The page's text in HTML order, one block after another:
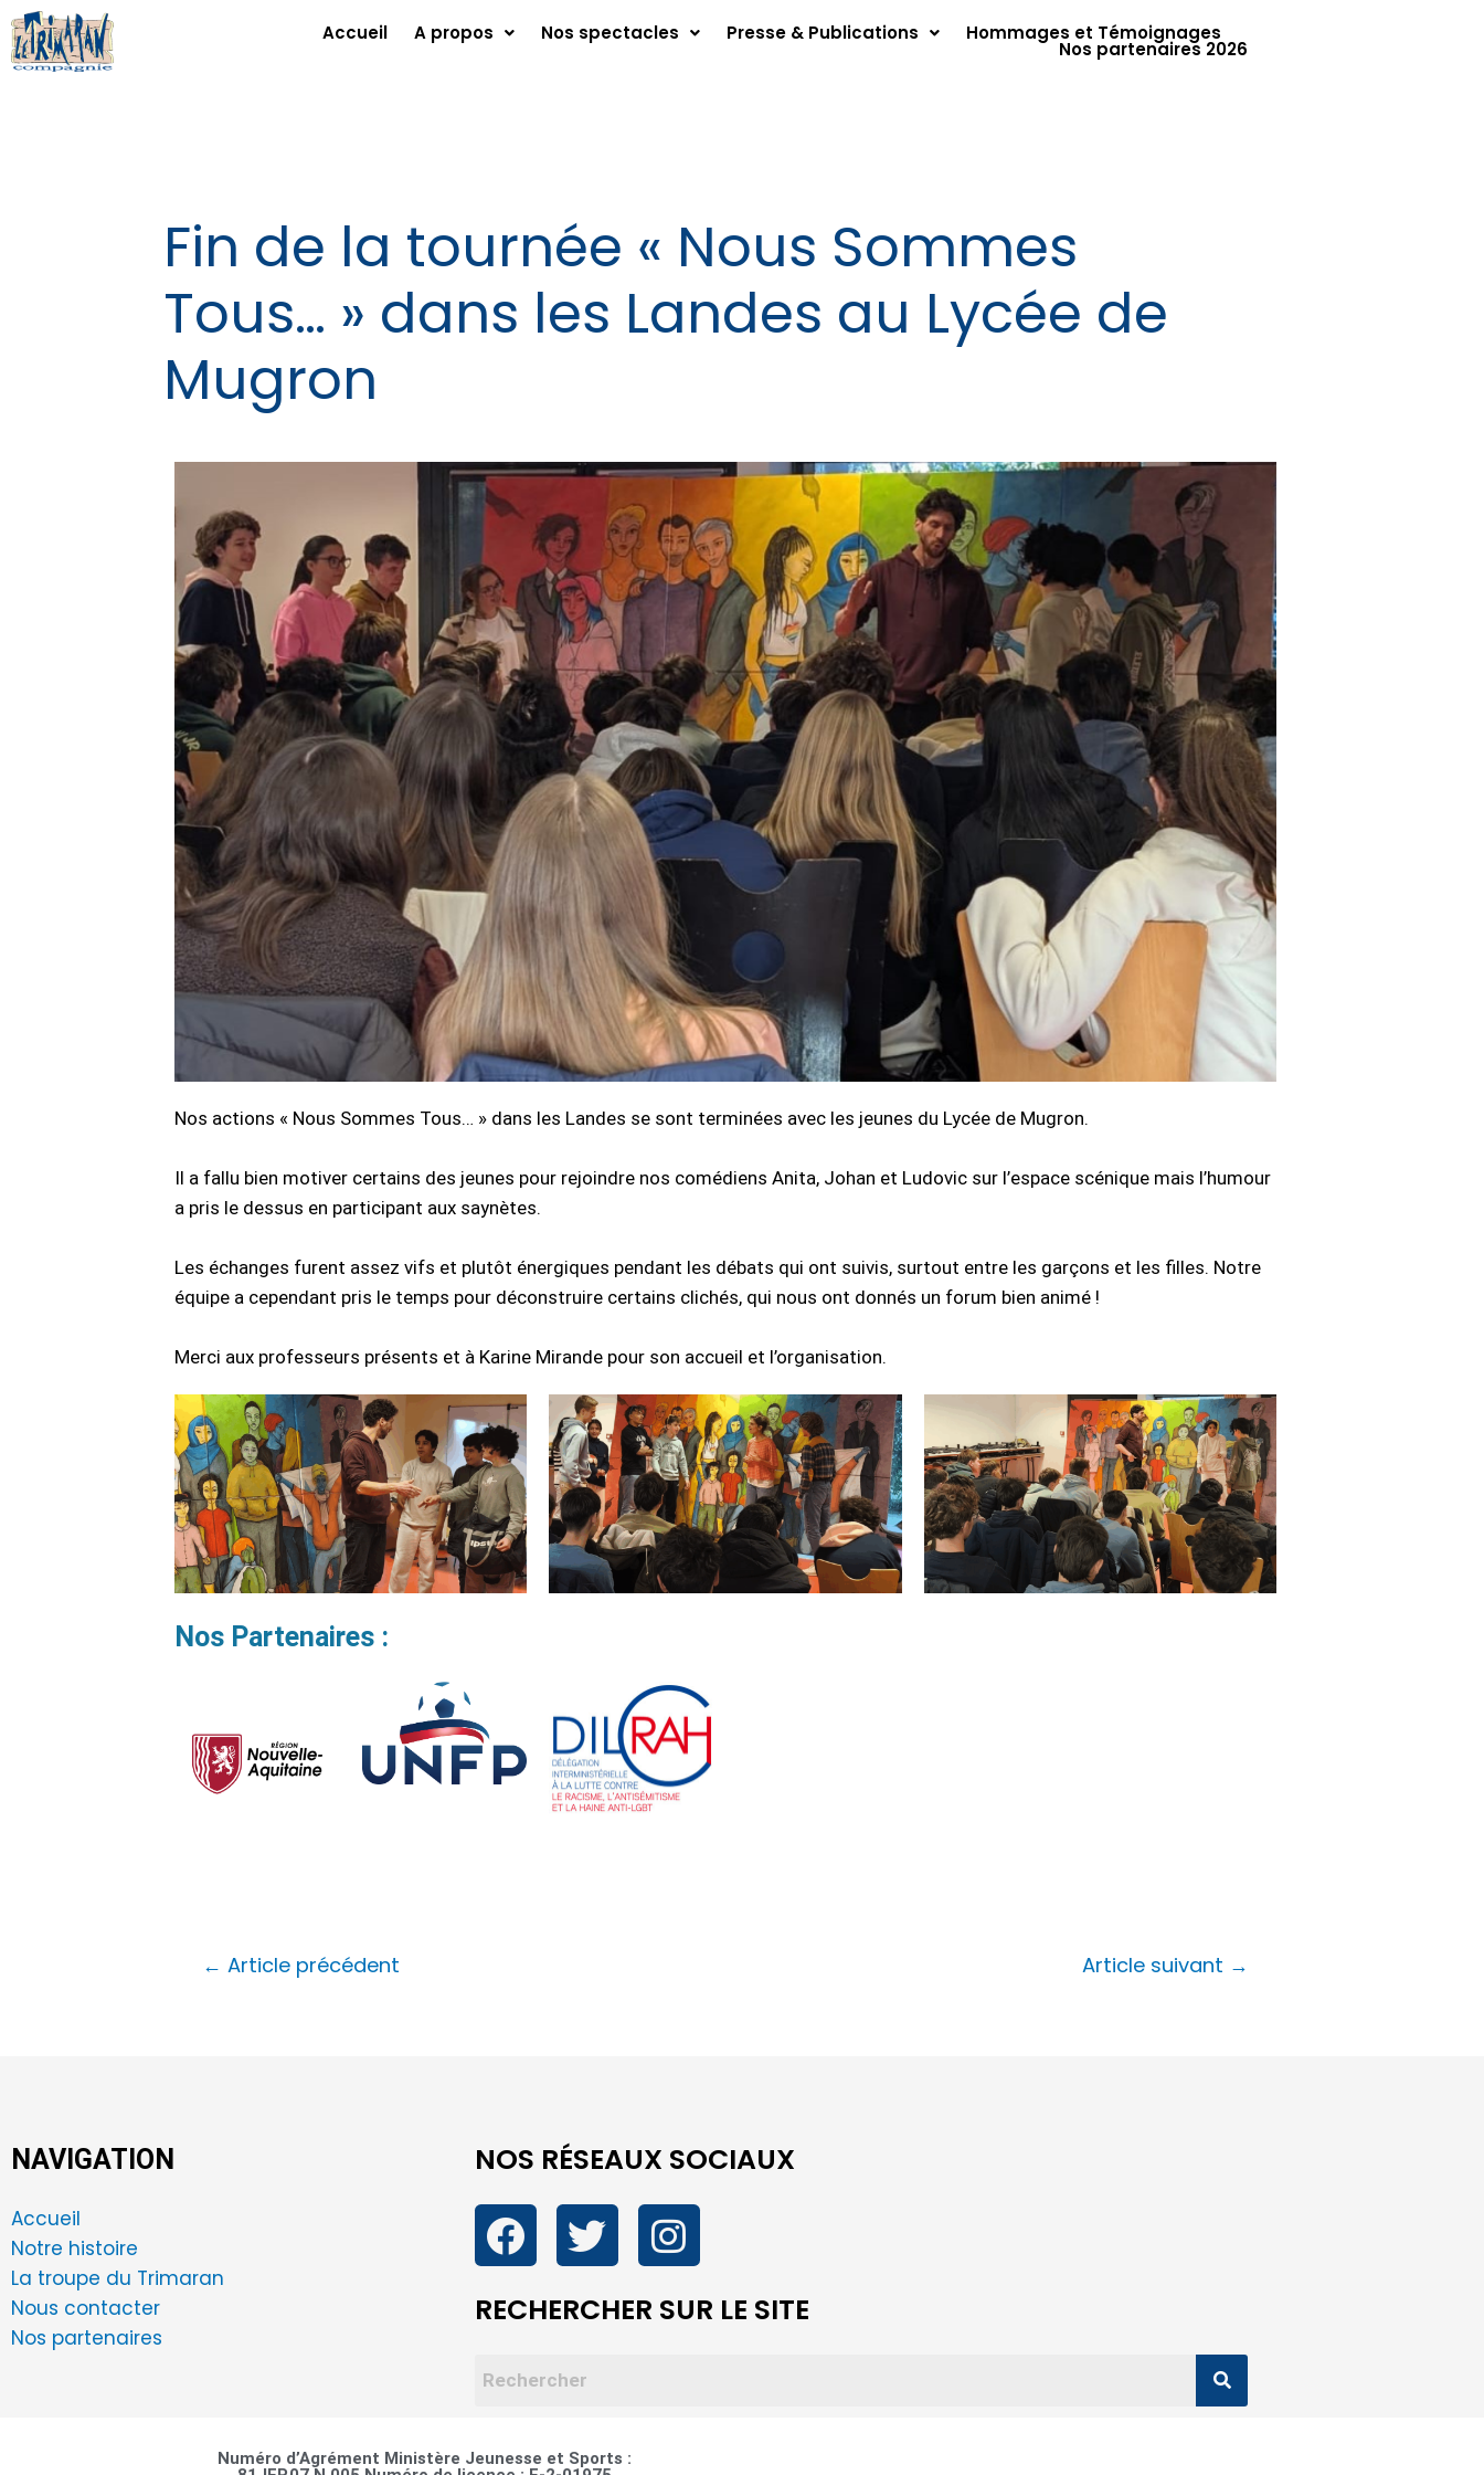
Accueil A propos Nos spectacles Presse & Publications Hommages et Témoignages
Nos partenaires 2026
Fin de la tournée « Nous Sommes
Tous… » dans les Landes au Lycée de
Mugron
Nos actions « Nous Sommes Tous… » dans les Landes se sont terminées avec les jeunes du Lycée de Mugron.
Il a fallu bien motiver certains des jeunes pour rejoindre nos comédiens Anita, Johan et Ludovic sur l’espace scénique mais l’humour
a pris le dessus en participant aux saynètes.
Les échanges furent assez vifs et plutôt énergiques pendant les débats qui ont suivis, surtout entre les garçons et les filles. Notre
équipe a cependant pris le temps pour déconstruire certains clichés, qui nous ont donnés un forum bien animé !
Merci aux professeurs présents et à Karine Mirande pour son accueil et l’organisation.
Nos Partenaires :
← Article précédent Article suivant →
NAVIGATION
Accueil
Notre histoire
La troupe du Trimaran
Nous contacter
Nos partenaires
NOS RÉSEAUX SOCIAUX
RECHERCHER SUR LE SITE
Numéro d’Agrément Ministère Jeunesse et Sports :